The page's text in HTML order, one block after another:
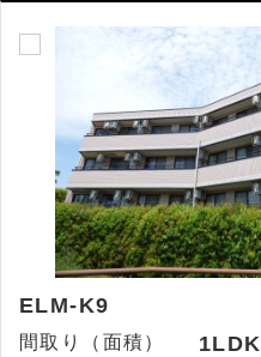
ELM-K9
間取り（面積） 1LDK